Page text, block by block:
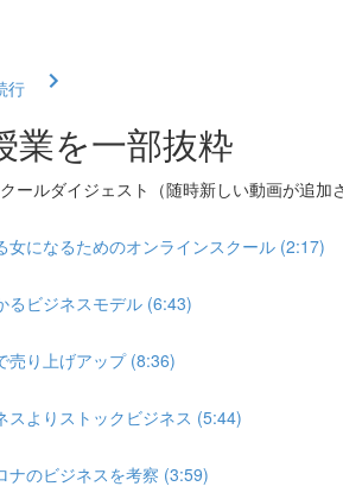
行
業を一部抜粋
ールダイジェスト（随時新しい動画が追加
女になるためのオンラインスクール (2:17)
るビジネスモデル (6:43)
売り上げアップ (8:36)
スよりストックビジネス (5:44)
ナのビジネスを考察 (3:59)